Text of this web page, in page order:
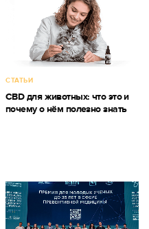
СТАТЬИ
CBD для животных: что это и
почему о нём полезно знать